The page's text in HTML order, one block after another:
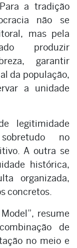
a tradição
não se
mas pela
produzir
garantir
da população,
a unidade
legitimidade
no
A outra se
histórica,
organizada,
concretos.
resume
de
no meio e